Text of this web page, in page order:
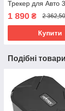
Трекер для Авто
МАГНІТ НЕ
1 890 ₴ 2
Купити
Подібні